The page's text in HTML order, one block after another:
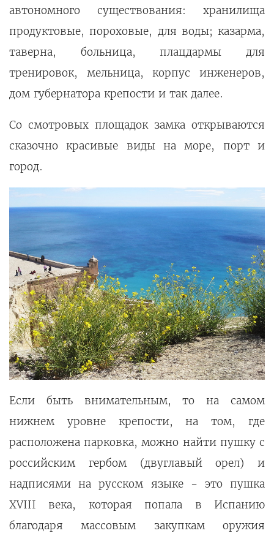
автономного существования: хранилища
продуктовые, пороховые, для воды; казарма,
таверна, больница, плацдармы для
тренировок, мельница, корпус инженеров,
дом губернатора крепости и так далее.
Со смотровых площадок замка открываются
сказочно красивые виды на море, порт и
город.
Если быть внимательным, то на самом
нижнем уровне крепости, на том, где
расположена парковка, можно найти пушку с
российским гербом (двуглавый орел) и
надписями на русском языке - это пушка
XVIII века, которая попала в Испанию
благодаря массовым закупкам оружия